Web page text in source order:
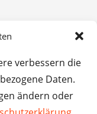
verbessern die
Daten.
ändern oder